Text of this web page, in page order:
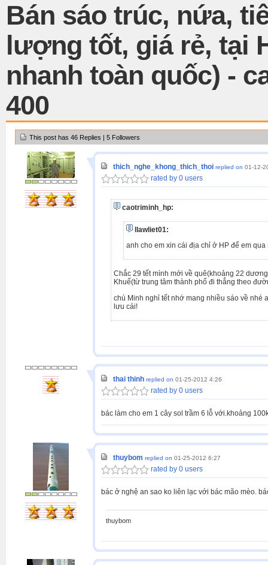
Bán sáo trúc, nứa,
lượng tốt, giá rẻ, tại
nhanh toàn quốc) -
400
This post has 46 Replies | 5 Followers
thich_nghe_khong_thich_thoi replied on 01-12-
rated by 0 users
caotriminh_hp:
llawliet01:
anh cho em xin cái địa chỉ ở HP để em qua
Chắc 29 tết mình mới về quê(khoảng 22
Khuể(từ trung tâm thành phố đi thẳng theo
chú Minh nghỉ tết nhớ mang nhiều sáo về nhé
lưu cái!
thai thinh replied on 01-25-2012 4:26
rated by 0 users
bác làm cho em 1 cây sol trầm 6 lỗ với.khoảng
thuybom replied on 01-25-2012 6:27
rated by 0 users
bác ở nghệ an sao ko liên lạc với bác mão mèo.
thuybom